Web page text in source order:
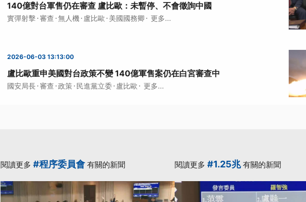
140億對台軍售仍在審查 盧比歐：未暫停、不會徵詢中國
實彈射擊 · 審查 ·無人機 · 盧比歐 · 美國國務卿 · 更多...
2026-06-03 13:13:00
盧比歐重申美國對台政策不變 140億軍售案仍在白宮審查中
國安局長· 審查 ·政策 · 民進黨立委· 盧比歐 · 更多...
閱讀更多 #程序委員會 有關的新聞 閱讀更多 #1.25兆有關的新聞